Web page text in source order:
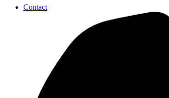
Contact